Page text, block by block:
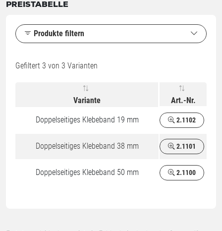
PREISTABELLE
Produkte filtern
Gefiltert 3 von 3 Varianten
Variante Art.-Nr.
Doppelseitiges Klebeband 19 mm 2.1102
Doppelseitiges Klebeband 38 mm 2.1101
Doppelseitiges Klebeband 50 mm 2.1100